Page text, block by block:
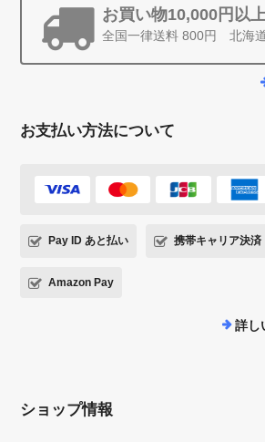
お買い物10,000円以
全国一律送料 800円 北海
お支払い方法について
Pay ID あと払い 携帯キャリア決済
Amazon Pay
詳し
ショップ情報